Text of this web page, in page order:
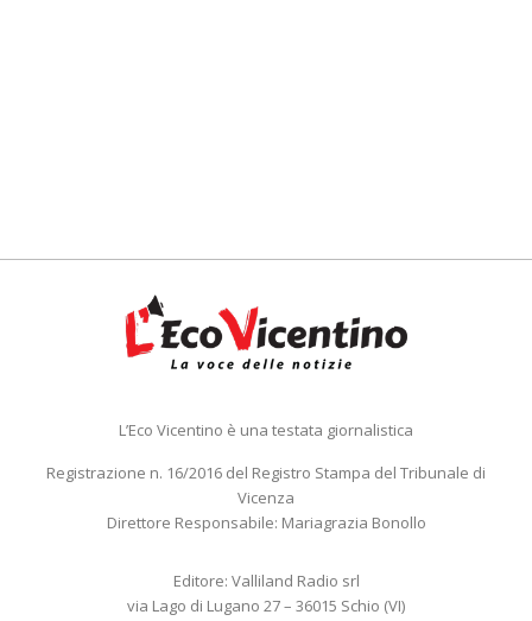
L’Eco Vicentino è una testata giornalistica
Registrazione n. 16/2016 del Registro Stampa del Tribunale di
Vicenza
Direttore Responsabile: Mariagrazia Bonollo
Editore: Valliland Radio srl
via Lago di Lugano 27 – 36015 Schio (VI)